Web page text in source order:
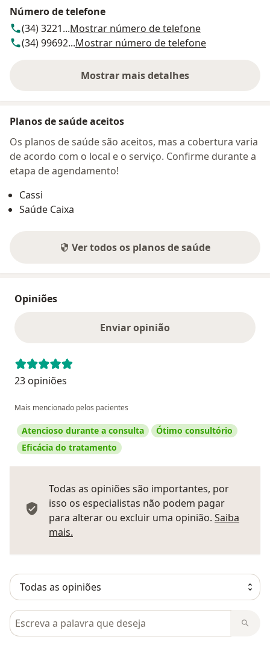
Número de telefone
(34) 3221...Mostrar número de telefone
(34) 99692...Mostrar número de telefone
Mostrar mais detalhes
sobre o endereço
Planos de saúde aceitos
Os planos de saúde são aceitos, mas a cobertura varia
de acordo com o local e o serviço. Confirme durante a
etapa de agendamento!
Cassi
Saúde Caixa
Ver todos os planos de saúde
Opiniões
Enviar opinião
23 opiniões
Mais mencionado pelos pacientes
Atencioso durante a consulta
Ótimo consultório
Eficácia do tratamento
Todas as opiniões são importantes, por
isso os especialistas não podem pagar
para alterar ou excluir uma opinião. Saiba
mais.
Pesquisar em opiniões